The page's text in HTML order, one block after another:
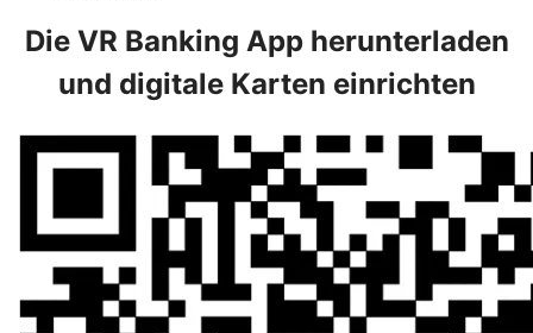
Die VR Banking App herunterladen
und digitale Karten einrichten